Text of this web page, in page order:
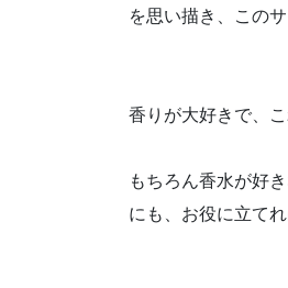
を思い描き、この
香りが大好きで、
もちろん香水が好
にも、お役に立てれ